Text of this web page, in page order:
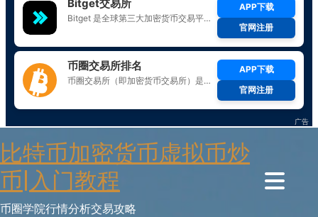
to
content
比特币加密货币虚拟币炒
币|入门教程
币圈学院行情分析交易攻略